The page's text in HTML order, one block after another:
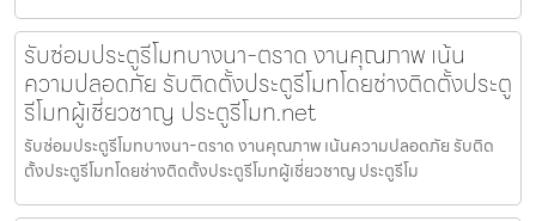
รับซ่อมประตูรีโมทบางนา-ตราด งานคุณภาพ เน้น
ความปลอดภัย รับติดตั้งประตูรีโมทโดยช่างติดตั้งประตู
รีโมทผู้เชี่ยวชาญ ประตูรีโมท.net
รับซ่อมประตูรีโมทบางนา-ตราด งานคุณภาพ เน้นความปลอดภัย รับติด
ตั้งประตูรีโมทโดยช่างติดตั้งประตูรีโมทผู้เชี่ยวชาญ ประตูรีโม